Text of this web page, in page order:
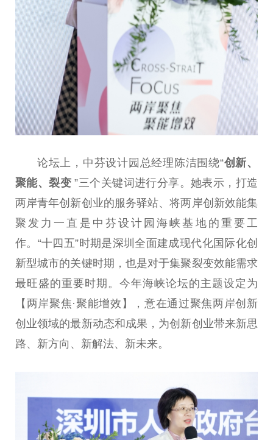
论坛上，中芬设计园总经理陈洁围绕“创新、
聚能、裂变 ”三个关键词进行分享。她表示，打造
两岸青年创新创业的服务驿站、将两岸创新效能集
聚发力一直是中芬设计园海峡基地的重要工
作。“十四五”时期是深圳全面建成现代化国际化创
新型城市的关键时期，也是对于集聚裂变效能需求
最旺盛的重要时期。今年海峡论坛的主题设定为
【两岸聚焦·聚能增效】，意在通过聚焦两岸创新
创业领域的最新动态和成果，为创新创业带来新思
路、新方向、新解法、新未来。